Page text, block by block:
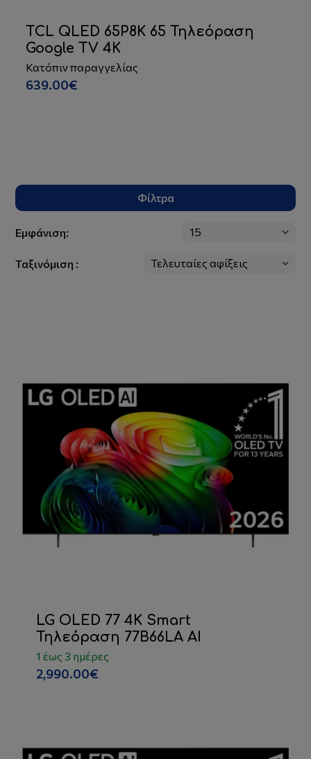
JVC LED LT40K330 40 Τηλεόραση
Full HD
Σε απόθεμα
173.00€
Φίλτρα
Εμφάνιση:
Ταξινόμιση :
LG OLED 77 4K Smart
Τηλεόραση 77B66LA AI
1 έως 3 ημέρες
2,990.00€